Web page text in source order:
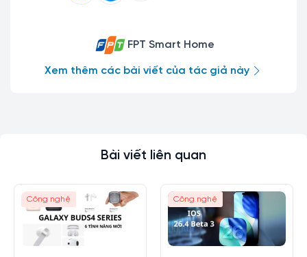
FPT Smart Home
Xem thêm các bài viết của tác giả này
Bài viết liên quan
Công nghệ Công nghệ